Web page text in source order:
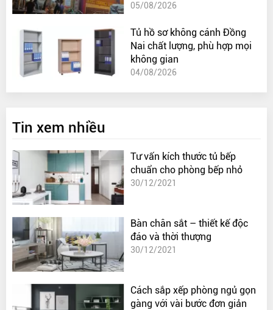
05/08/2026
Tủ hồ sơ không cánh Đồng
Nai chất lượng, phù hợp mọi
không gian
04/08/2026
Tin xem nhiều
Tư vấn kích thước tủ bếp
chuẩn cho phòng bếp nhỏ
30/12/2021
Bàn chân sắt – thiết kế độc
đáo và thời thượng
30/12/2021
Cách sắp xếp phòng ngủ gọn
gàng với vài bước đơn giản